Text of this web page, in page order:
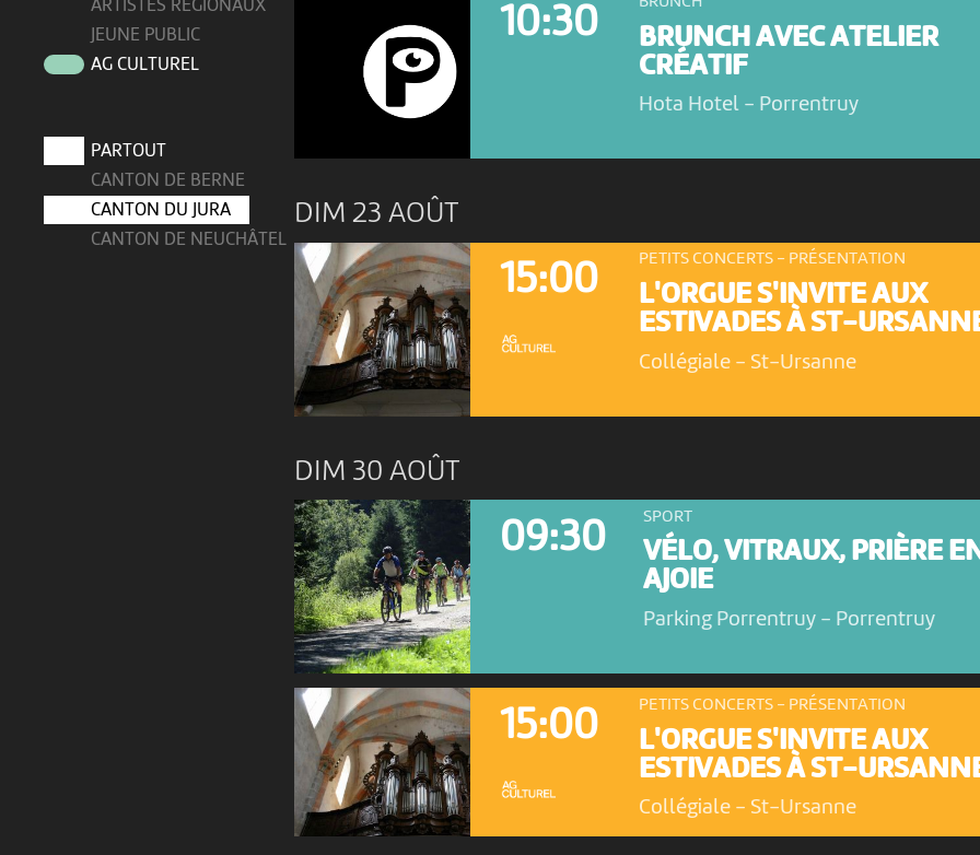
ARTISTES RÉGIONAUX
JEUNE PUBLIC
AG CULTUREL
PARTOUT
CANTON DE BERNE
CANTON DU JURA
CANTON DE NEUCHÂTEL
10:30
BRUNCH AVEC ATELIER
CRÉATIF
Hota Hotel - Porrentruy
DIM 23 AOÛT
15:00 PETITS CONCERTS - PRÉSENTATION
L'ORGUE S'INVITE AUX
ESTIVADES À ST-
Collégiale - St-Ursanne
DIM 30 AOÛT
09:30 SPORT
VÉLO, VITRAUX, PRIÈRE
AJOIE
Parking Porrentruy - Porrentruy
15:00 PETITS CONCERTS - PRÉSENTATION
L'ORGUE S'INVITE AUX
ESTIVADES À ST-
Collégiale - St-Ursanne